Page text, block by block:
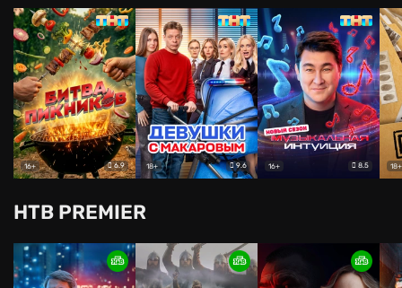
16+ 6.9 18+ 9.6 16+ 8.5 18+
НТВ PREMIER